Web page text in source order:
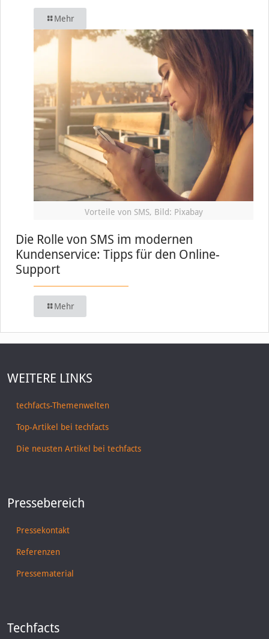
Mehr
Vorteile von SMS, Bild: Pixabay
Die Rolle von SMS im modernen
Kundenservice: Tipps für den Online-
Support
Mehr
WEITERE LINKS
techfacts-Themenwelten
Top-Artikel bei techfacts
Die neusten Artikel bei techfacts
Pressebereich
Pressekontakt
Referenzen
Pressematerial
Techfacts